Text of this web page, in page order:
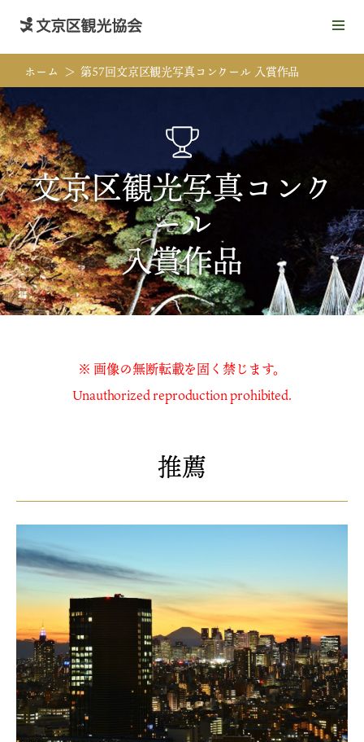
メ
ュ
を
開
ホーム 第57回文京区観光写真コンクール 入賞作品
文京区観光写真コンク
ール
入賞作品
※ 画像の無断転載を固く禁じます。
Unauthorized reproduction prohibited.
推薦